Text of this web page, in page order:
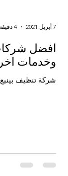
افضل
وخدمات
شركة تنظيف
7 أبريل 2021 4 دقيقة قراءة